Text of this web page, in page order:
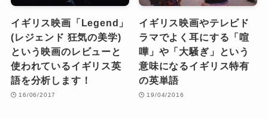
イギリス映画「Legend」
(レジェンド 狂気の美学)
という映画のレビューと
使われているイギリス英
語を分析します！
16/06/2017
イギリス映画やテレビド
ラマでよく耳にする「喧
嘩」や「大騒ぎ」という
意味になるイギリス特有
の英単語
19/04/2016